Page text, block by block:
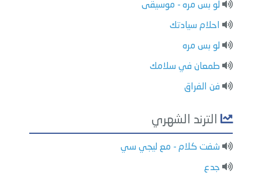
لو بس مره - موسيقى
احلام سيادتك
لو بس مره
طمعان في سلامك
فن الفراق
الترند الشهري
شفت كلام - مع ليجي سي
جدع